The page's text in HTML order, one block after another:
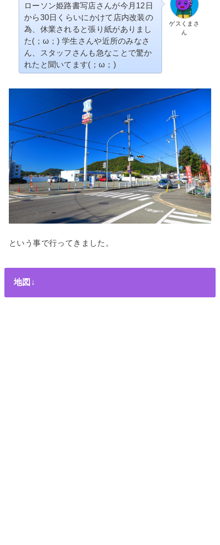
ゲスくまさ
ん
ローソン姫路書写店さんが今月12日
から30日くらいにかけて店内改装の
為、休業されると張り紙がありまし
た(；ω；) 学生さんや近所のみなさ
ん、スタッフさんも急なことで驚か
れたと聞いてます(；ω；)
という事で行ってきました。
地図↓